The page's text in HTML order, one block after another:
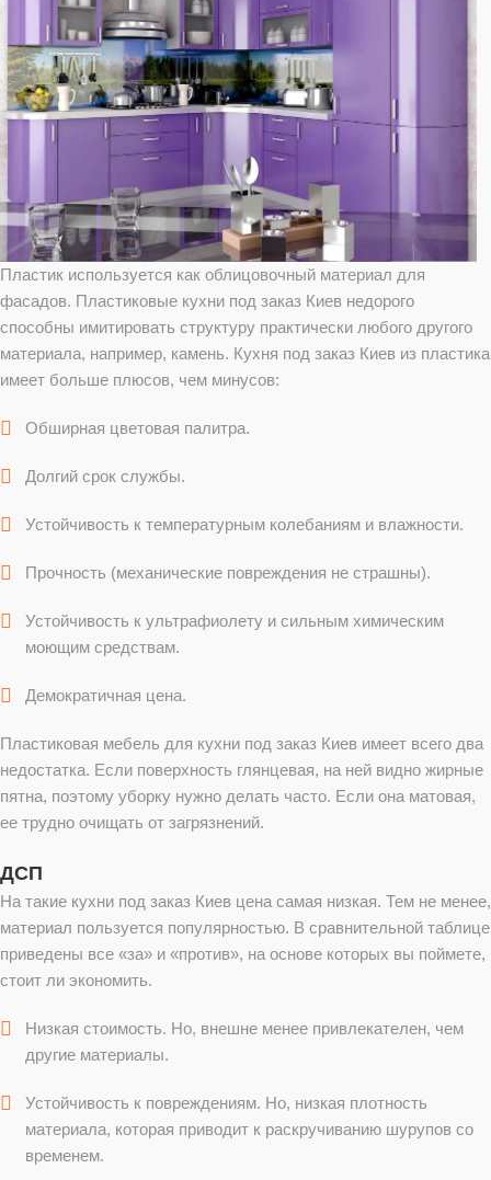
Пластик используется как облицовочный материал для
фасадов. Пластиковые кухни под заказ Киев недорого
способны имитировать структуру практически любого другого
материала, например, камень. Кухня под заказ Киев из пластика
имеет больше плюсов, чем минусов:
Обширная цветовая палитра.
Долгий срок службы.
Устойчивость к температурным колебаниям и влажности.
Прочность (механические повреждения не страшны).
Устойчивость к ультрафиолету и сильным химическим
моющим средствам.
Демократичная цена.
Пластиковая мебель для кухни под заказ Киев имеет всего два
недостатка. Если поверхность глянцевая, на ней видно жирные
пятна, поэтому уборку нужно делать часто. Если она матовая,
ее трудно очищать от загрязнений.
ДСП
На такие кухни под заказ Киев цена самая низкая. Тем не менее,
материал пользуется популярностью. В сравнительной таблице
приведены все «за» и «против», на основе которых вы поймете,
стоит ли экономить.
Низкая стоимость. Но, внешне менее привлекателен, чем
другие материалы.
Устойчивость к повреждениям. Но, низкая плотность
материала, которая приводит к раскручиванию шурупов со
временем.